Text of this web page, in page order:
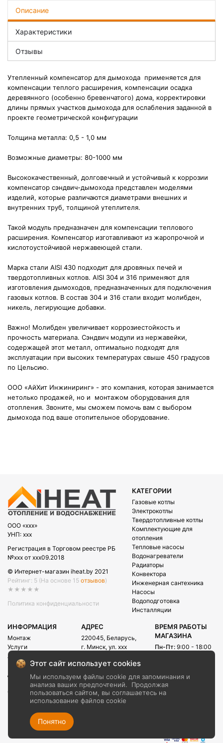
Описание
Характеристики
Отзывы
Утепленный компенсатор для дымохода применяется для
компенсации теплого расширения, компенсации осадка
деревянного (особенно бревенчатого) дома, корректировки
длины прямых участков дымохода для ослабления заданной в
проекте геометрической конфигурации
Толщина металла: 0,5 - 1,0 мм
Возможные диаметры: 80-1000 мм
Высококачественный, долговечный и устойчивый к коррозии
компенсатор сэндвич-дымохода представлен моделями
изделий, которые различаются диаметрами внешних и
внутренних труб, толщиной утеплителя.
Такой модуль предназначен для компенсации теплового
расширения. Компенсатор изготавливают из жаропрочной и
кислотоустойчивой нержавеющей стали.
Марка стали AISI 430 подходит для дровяных печей и
твердотопливных котлов. AISI 304 и 316 применяют для
изготовления дымоходов, предназначенных для подключения
газовых котлов. В состав 304 и 316 стали входит молибден,
никель, легирующие добавки.
Важно! Молибден увеличивает коррозиестойкость и
прочность материала. Сэндвич модули из нержавейки,
содержащей этот металл, оптимально подходят для
эксплуатации при высоких температурах свыше 450 градусов
по Цельсию.
ООО «АйХит Инжиниринг» - это компания, которая занимается
нетолько продажей, но и монтажом оборудования для
отопления. Звоните, мы сможем помочь вам с выбором
дымохода под ваше отопительное оборудование.
OOO «xxx»
УНП: xxx
Регистрация в Торговом реестре РБ
№xxx от xxx09.2018
© Интернет-магазин iheat.by 2021
Рейтинг: 5 (На основе 15 отзывов)
★★★★★
Политика конфиденциальности
КАТЕГОРИИ
Газовые котлы
Электрокотлы
Твердотопливные котлы
Комплектующие для
отопления
Тепловые насосы
Водонагреватели
Радиаторы
Конвектора
Инженерная сантехника
Насосы
Водоподготовка
Инсталляции
ИНФОРМАЦИЯ
Монтаж
Услуги
Акции
Рассрочка
Доставка и оплата
О компании
Контакты
АДРЕС
220045, Беларусь,
г. Минск, ул. xxx
E-mail:
info@iheat.by
ВРЕМЯ РАБОТЫ
МАГАЗИНА
Пн-Пт: 9:00 - 18:00
CALL-ЦЕНТРА
Сб-Вс:
Этот сайт использует cookies
Мы используем файлы cookie для запоминания и
анализа ваших предпочтений.
Продолжая
пользоваться сайтом, вы соглашаетесь на
использование файлов cookie
Понятно